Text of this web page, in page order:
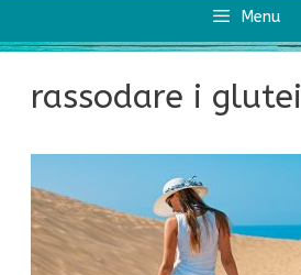
Menu
rassodare i glutei